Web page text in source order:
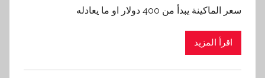
سعر الماكينة يبدأ من 400 دولار او ما يعادله
اقرأ المزيد